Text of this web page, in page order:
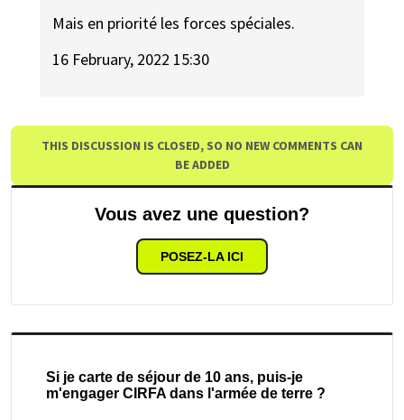
Mais en priorité les forces spéciales.
16 February, 2022 15:30
THIS DISCUSSION IS CLOSED, SO NO NEW COMMENTS CAN
BE ADDED
Vous avez une question?
POSEZ-LA ICI
Si je carte de séjour de 10 ans, puis-je
m'engager CIRFA dans l'armée de terre ?